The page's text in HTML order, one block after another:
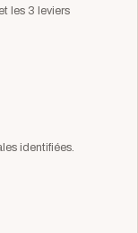
les 3 leviers
identifiées.